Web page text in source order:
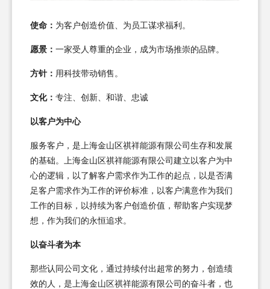
使命： 为客户创造价值、为员工谋求福利。
愿景： 一家受人尊重的企业，成为市场推崇的品牌。
方针： 用科技带动销售。
文化： 专注、创新、和谐、忠诚
以客户为中心
服务客户，是上海金山区祺祥能源有限公司生存和发展
的基础。上海金山区祺祥能源有限公司建立以客户为中
心的逻辑，以了解客户需求作为工作的起点，以是否满
足客户需求作为工作的评价标准，以客户满意作为我们
工作的目标，以持续为客户创造价值，帮助客户实现梦
想，作为我们的永恒追求。
以奋斗者为本
那些认同公司文化，通过持续付出超常的努力，创造绩
效的人，是上海金山区祺祥能源有限公司的奋斗者，也